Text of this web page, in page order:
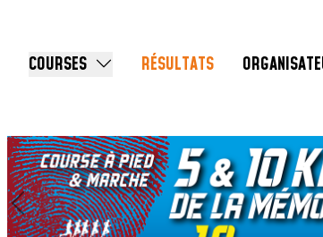
COURSES RÉSULTATS
Précédent